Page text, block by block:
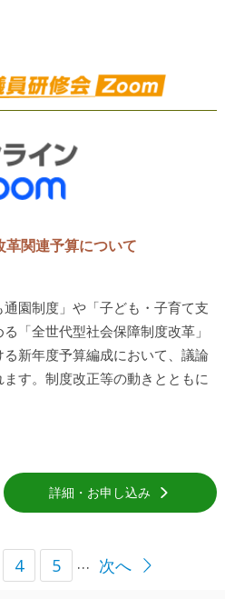
関連予算について
園制度」や「子ども・子育て支
「全世代型社会保障制度改革」
新年度予算編成において、議論
す。制度改正等の動きとともに
詳細・お申し込み
4 5 … 次へ